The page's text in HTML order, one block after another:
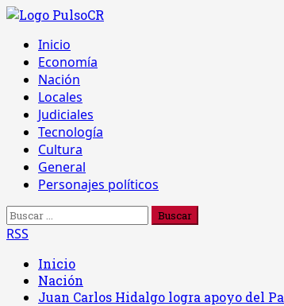
Saltar
contenido
Menú
principal
Inicio
Economía
Nación
Locales
Judiciales
Tecnología
Cultura
General
Personajes políticos
Buscar:
RSS
Inicio
Nación
Juan Carlos Hidalgo logra apoyo del